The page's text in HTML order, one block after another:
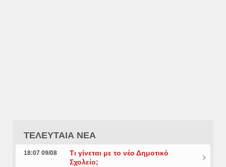
ΤΕΛΕΥΤΑΙΑ ΝΕΑ
18:07 09/08
Τι γίνεται με το νέο Δημοτικό
Σχολείο;